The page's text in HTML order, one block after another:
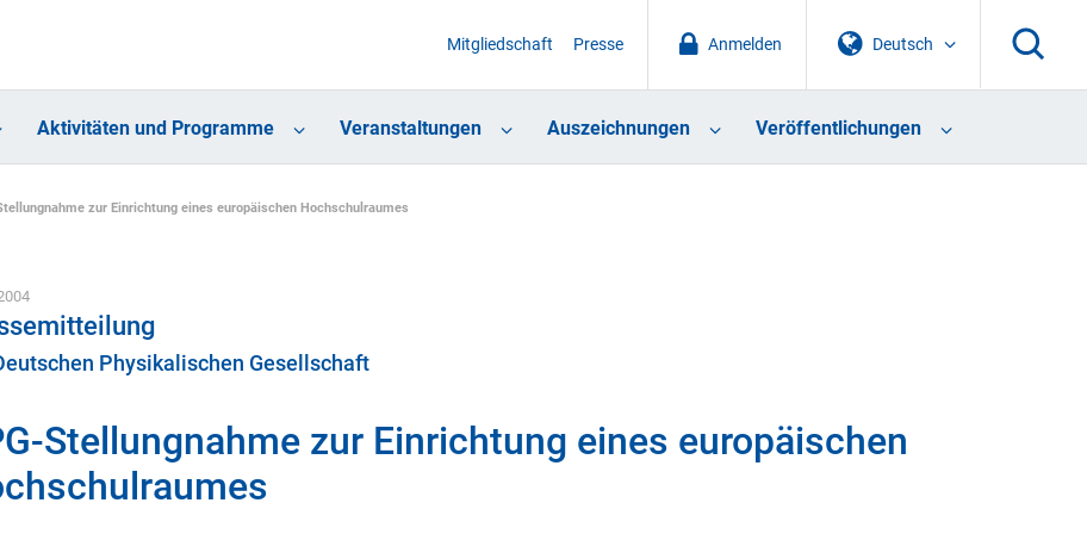
Deutsch
Anmelden
Mitgliedschaft Presse
Aktivitäten und Programme Veranstaltungen Auszeichnungen Veröffentlichungen
zur Einrichtung eines europäischen Hochschulraumes
Physikalischen Gesellschaft
Stellungnahme zur Einrichtung eines europäischen